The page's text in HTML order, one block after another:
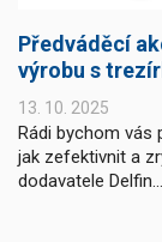
Předváděcí
výrobu s
13. 10. 2025
Rádi bychom vás
jak zefektivnit a
dodavatele Delfin...